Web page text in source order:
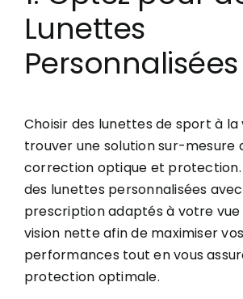
Lunettes
Personnalisées
Choisir des lunettes de sport à la
trouver une solution sur-mesure
correction optique et
des lunettes personnalisées
prescription adaptés à votre vue
vision nette afin de maximiser vos
performances tout en vous
protection optimale.